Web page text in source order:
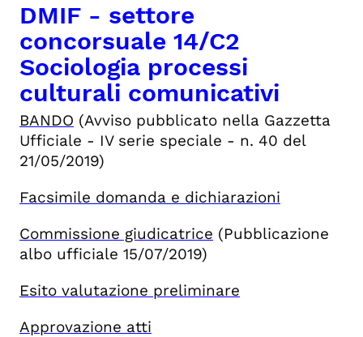
DMIF - settore
concorsuale 14/C2
Sociologia processi
culturali comunicativi
BANDO (Avviso pubblicato nella Gazzetta
Ufficiale - IV serie speciale - n. 40 del
21/05/2019)
Facsimile domanda e dichiarazioni
Commissione giudicatrice (Pubblicazione
albo ufficiale 15/07/2019)
Esito valutazione preliminare
Approvazione atti